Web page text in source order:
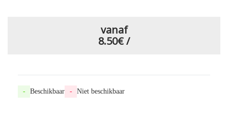
vanaf
8.50€/
- Beschikbaar - Niet beschikbaar